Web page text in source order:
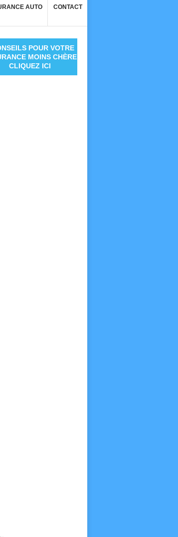
AUTO CONTACT
POUR VOTRE
MOINS CHÈRE
CLIQUEZ ICI